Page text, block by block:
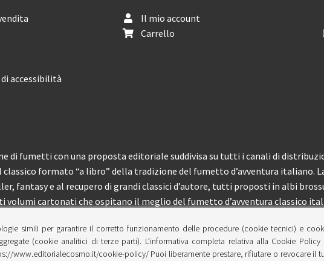
accessibilità
Il mio account
Carrello
di fumetti con una proposta editoriale suddivisa su tutti i canali di
formato “a libro” della tradizione del fumetto d’avventura italiano.
fantasy e al recupero di grandi classici d’autore, tutti proposti in albi
volumi cartonati che ospitano il meglio del fumetto d’avventura classico
l’anno.
simili per garantire il corretto funzionamento delle procedure (cookie tecnici) e
(cookie analitici di terze parti). L’informativa completa relativa alla Cookie Policy
www.editorialecosmo.it/cookie-policy/ Puoi liberamente prestare, rifiutare o revocare il